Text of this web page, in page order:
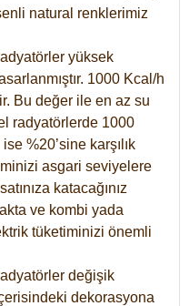
natural renklerimiz
yüksek
1000 Kcal/h
Bu değer ile en az su
radyatörlerde 1000
%20’sine karşılık
asgari seviyelere
katacağınız
ve kombi yada
tüketiminizi önemli
değişik
dekorasyona